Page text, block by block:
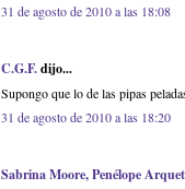
31 de agosto de 2010 a las 18:08
C.G.F.dijo...
Supongo que lo de las pipas
31 de agosto de 2010 a las 18:20
Sabrina Moore, Penélope